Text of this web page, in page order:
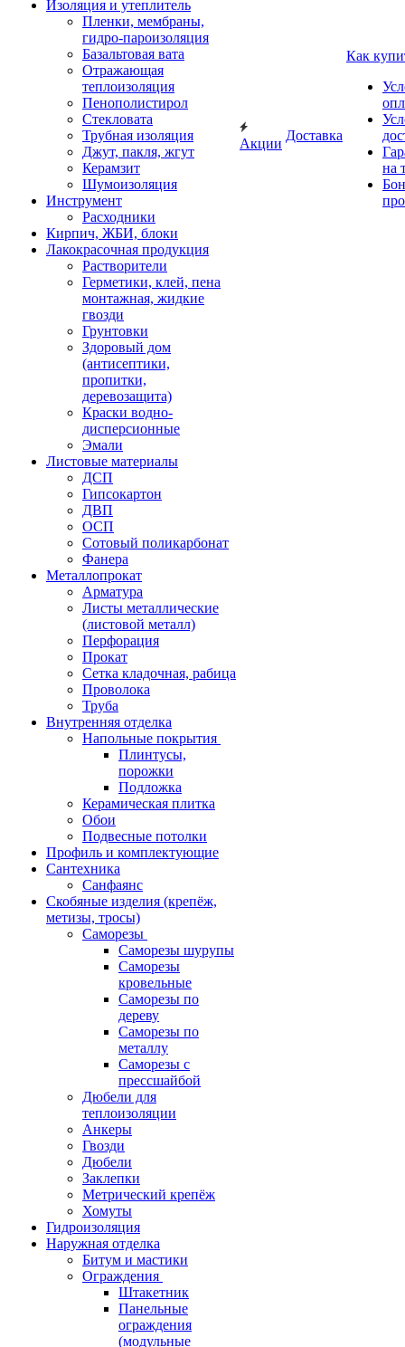
Изоляция и утеплитель
Пленки, мембраны,
гидро-пароизоляция
Базальтовая вата
Отражающая
теплоизоляция
Пенополистирол
Стекловата
Трубная изоляция
Джут, пакля, жгут
Керамзит
Шумоизоляция
Инструмент
Расходники
Кирпич, ЖБИ, блоки
Лакокрасочная продукция
Растворители
Герметики, клей, пена
монтажная, жидкие
гвозди
Грунтовки
Здоровый дом
(антисептики,
пропитки,
деревозащита)
Краски водно-
дисперсионные
Эмали
Листовые материалы
ДСП
Гипсокартон
ДВП
ОСП
Сотовый поликарбонат
Фанера
Металлопрокат
Арматура
Листы металлические
(листовой металл)
Перфорация
Прокат
Сетка кладочная, рабица
Проволока
Труба
Внутренняя отделка
Напольные покрытия
Плинтусы,
порожки
Подложка
Керамическая плитка
Обои
Подвесные потолки
Профиль и комплектующие
Сантехника
Санфаянс
Скобяные изделия (крепёж,
метизы, тросы)
Саморезы
Саморезы шурупы
Саморезы
кровельные
Саморезы по
дереву
Саморезы по
металлу
Саморезы с
прессшайбой
Дюбели для
теплоизоляции
Анкеры
Гвозди
Дюбели
Заклепки
Метрический крепёж
Хомуты
Гидроизоляция
Наружная отделка
Битум и мастики
Ограждения
Штакетник
Панельные
ограждения
(модульные
Акции
Доставка
Как
на